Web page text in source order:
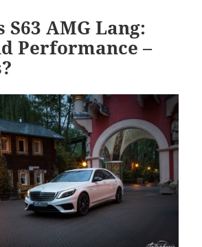
S63 AMG Lang:
Performance –